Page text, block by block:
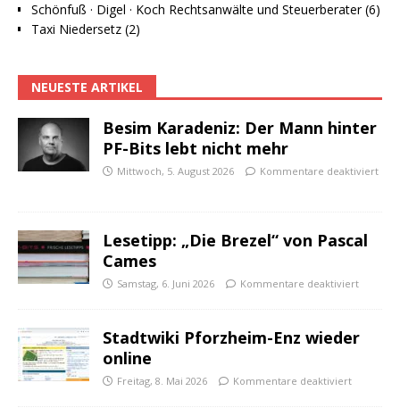
Schönfuß · Digel · Koch Rechtsanwälte und Steuerberater (6)
Taxi Niedersetz (2)
NEUESTE ARTIKEL
Besim Karadeniz: Der Mann hinter
PF-Bits lebt nicht mehr
Mittwoch, 5. August 2026 Kommentare deaktiviert
Lesetipp: „Die Brezel“ von Pascal
Cames
Samstag, 6. Juni 2026 Kommentare deaktiviert
Stadtwiki Pforzheim-Enz wieder
online
Freitag, 8. Mai 2026 Kommentare deaktiviert